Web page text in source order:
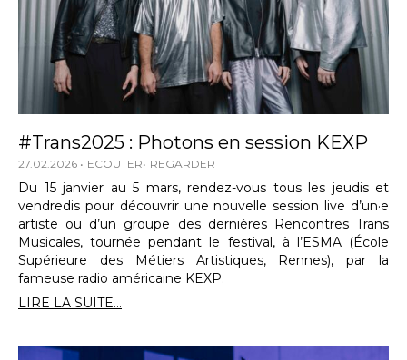
#Trans2025 : Photons en session KEXP
27.02.2026 ECOUTER REGARDER
Du 15 janvier au 5 mars, rendez-vous tous les jeudis et
vendredis pour découvrir une nouvelle session live d’un·e
artiste ou d’un groupe des dernières Rencontres Trans
Musicales, tournée pendant le festival, à l’ESMA (École
Supérieure des Métiers Artistiques, Rennes), par la
fameuse radio américaine KEXP.
LIRE LA SUITE...